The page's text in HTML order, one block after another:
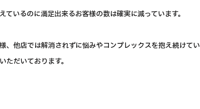
いるのに満足出来るお客様の数は確実に減っています。
、他店では解消されずに悩みやコンプレックスを抱え続けてい
だいております。